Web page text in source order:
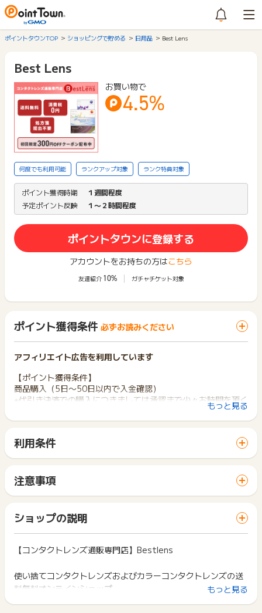
ポイントタウンTOP ショッピングで貯める 日用品 Best Lens
Best Lens
お買い物で
4.5%
何度でも利用可能 ランクアップ対象 ランク特典対象
ポイント獲得時期
１週間程度
予定ポイント反映
１〜２時間程度
ポイントタウンに登録する
アカウントをお持ちの方はこちら
友達紹介 10% ガチャチケット対象
ポイント獲得条件 必ずお読みください
アフィリエイト広告を利用しています
【ポイント獲得条件】
商品購入（5日〜50日以内で入金確認）
※代引き決済での購入につきましては承認まで少々お時間を頂く
虚偽、いたずら、重複、キャンセル、返品、未入金の場合
購入完了から90日以内にお問い合わせください。
※ポイントに関するお問い合わせは、ポイントタウンのサポート
までお問い合わせください。ポイントについて、広告主に直接
お問い合わせをした場合、ポイント獲得対象外となる場合がご
ざいます。
もっと見る
利用条件
サイトに移動してからお申し込みやお買い物が完了するまでの
間に、同じブラウザ（※）で他のサイトに移動した場合はポイン
ト獲得ができません。
「 ショッピングでポイントGET 」ボタンを押した時とサービ
ス・お買い物利用時で、デバイス・ブラウザが異なる場合はポ
イント獲得ができません。
2回以上同じお買い物・サービスをご利用される場合は、毎回
タンを押してからご利用ください。
下記の事項に該当する場合、広告主側で対象外とみなし、「獲
得無効」となる可能性があります。
注意事項
一部のサービスにつきましては、1商品につき10円単位の金額
は切り捨てとなります。
ポイント獲得が1ポイント未満のものは切り捨てとなり、ポイ
ント履歴には記載されません。
原則として広告主側のポイント等を利用して支払われた金額分
につきましては、ポイントタウンのポイント獲得の対象には含
まれません。
広告主が運営しているサービスの都合もしくは会員様の都合で
商品の交換や一部でもキャンセルされた場合、ポイントが無効
ショップの説明
【コンタクトレンズ通販専門店】Bestlens
使い捨てコンタクトレンズおよびカラーコンタクトレンズの送
料無料オンラインショップ。
もっと見る